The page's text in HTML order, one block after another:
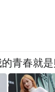
青春就